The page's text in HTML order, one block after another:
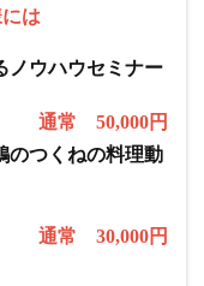
は
ウハウセミナー
通常 50,000円
つくねの料理動
通常 30,000円